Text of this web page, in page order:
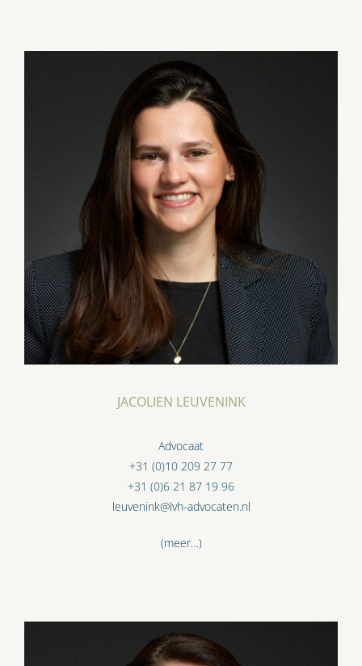
JACOLIEN LEUVENINK
Advocaat
+31 (0)10 209 27 77
+31 (0)6 21 87 19 96
leuvenink@lvh-advocaten.nl
(meer…)